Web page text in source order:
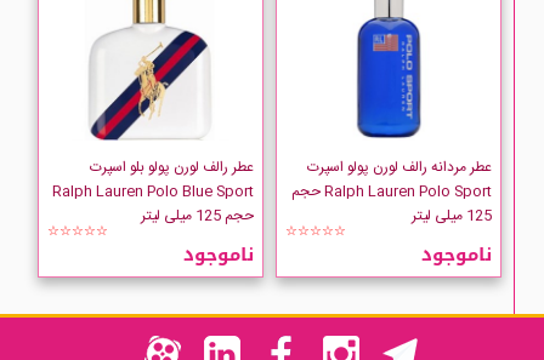
عطر مردانه رالف لورن پولو اسپرت
Ralph Lauren Polo Sport حجم
125 میلی لیتر
☆☆☆☆☆
ناموجود
عطر رالف لورن پولو بلو اسپرت
Ralph Lauren Polo Blue Sport
حجم 125 میلی لیتر
☆☆☆☆☆
ناموجود